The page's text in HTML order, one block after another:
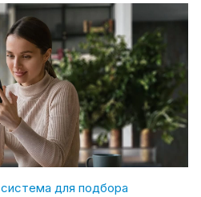
система для подбора